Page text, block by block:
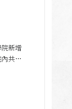
新增
共同
、